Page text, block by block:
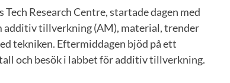
Research Centre, startade dagen med
tillverkning (AM), material, trender
tekniken. Eftermiddagen bjöd på ett
och besök i labbet för additiv tillverkning.